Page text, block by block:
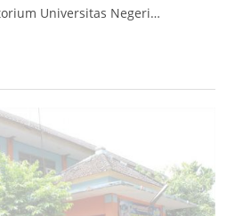
Universitas Negeri…